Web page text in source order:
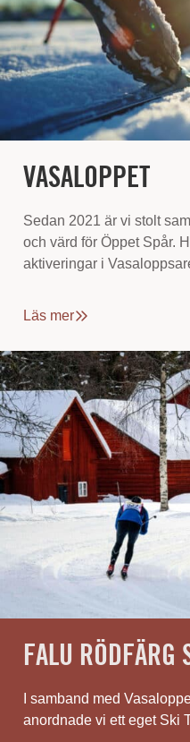
VASALOPPET
Sedan 2021 är vi stolt
och värd för Öppet Spår.
aktiveringar i
Läs mer
FALU RÖDFÄRG
I samband med
anordnade vi ett eget Ski